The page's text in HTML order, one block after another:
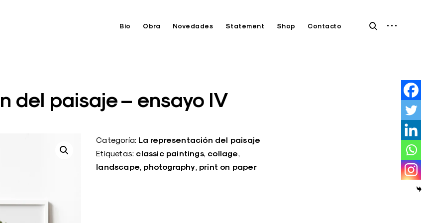
Bio Obra Novedades Statement Shop Contacto
open
open
del paisaje – ensayo IV
Categoría: La representación del paisaje
Etiquetas: classic paintings, collage,
landscape, photography, print on paper